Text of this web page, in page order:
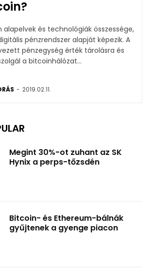
alapelvek és technológiák összessége,
pénzrendszer alapját képezik. A
pénzegység érték tárolásra és
a bitcoinhálózat...
- 2019.02.11.
Megint 30%-ot zuhant az SK
Hynix a perps-tőzsdén
Bitcoin- és Ethereum-bálnák
gyűjtenek a gyenge piacon